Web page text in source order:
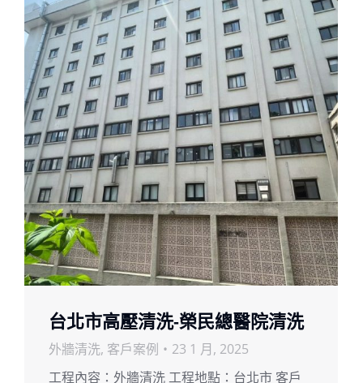
台北市高壓清洗-榮民總醫院清洗
外牆清洗, 客戶案例
23 1 月, 2025
工程內容：外牆清洗 工程地點：台北市 客戶